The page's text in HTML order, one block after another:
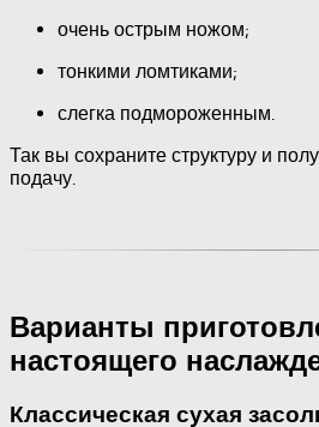
очень острым ножом;
тонкими ломтиками;
слегка подмороженным.
Так вы сохраните структуру и
подачу.
Варианты
настоящего
Классическая сухая